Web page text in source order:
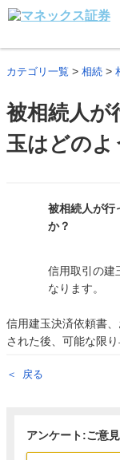
カテゴリ一覧 > 相続 >
被相続人が
玉はどのよ
被相続人が行
か？
信用取引の建
なります。
信用建玉決済依頼書
された後、可能な限
戻る
アンケート:ご意